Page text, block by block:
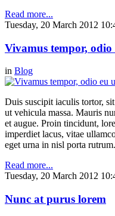
Read more...
Tuesday, 20 March 2012
Vivamus tempor,
in Blog
Duis suscipit iaculis tortor,
ut vehicula massa. Mauris
et augue. Proin tincidunt,
imperdiet lacus, vitae
eget urna in nisl porta
Read more...
Tuesday, 20 March 2012
Nunc at purus lorem